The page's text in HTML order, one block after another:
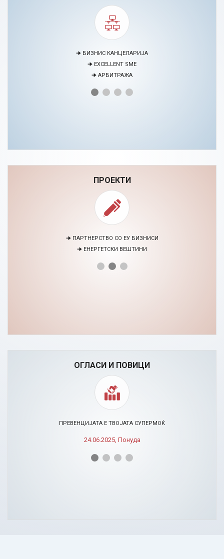
🠊 МЕДИЈАЦИЈА
🠊 ПРОЕКТИ
🠊 ЦЕНТАР ЗА ЕДУКАЦИЈА И РАЗВОЈ НА ЧОВЕЧКИ РЕСУРСИ
ПРОЕКТИ
🠊 ПАРТНЕРСТВО СО ЕУ БИЗНИСИ
🠊 ЕНЕРГЕТСКИ ВЕШТИНИ
ОГЛАСИ И ПОВИЦИ
ПРЕВЕНЦИЈАТА Е ТВОЈАТА СУПЕРМОЌ
24.06.2025, Понуда